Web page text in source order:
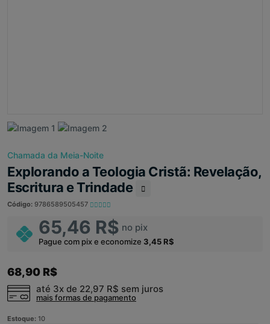
Chamada da Meia-Noite
Explorando a Teologia Cristã: Revelação,
Escritura e Trindade
Código: 9786589505457
65,46 R$ no pix
Pague com pix e economize 3,45 R$
68,90 R$
até 3x de 22,97 R$ sem juros
mais formas de pagamento
Estoque: 10